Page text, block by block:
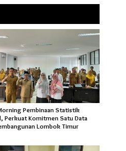
Pembinaan Statistik
Perkuat Komitmen Satu Data
Lombok Timur